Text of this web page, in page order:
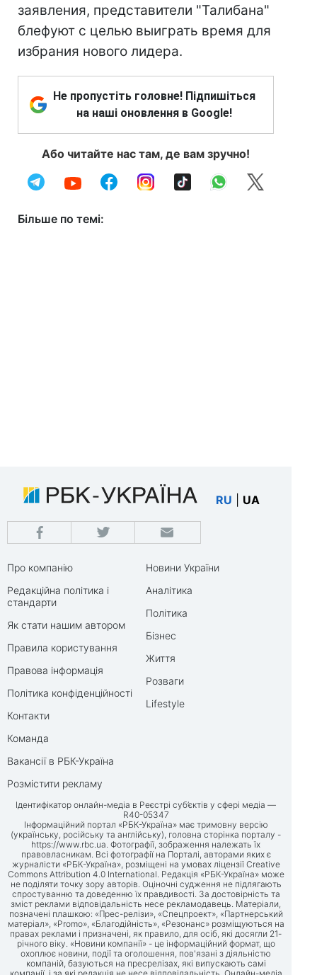
заявления, представители "Талибана"
блефуют с целью выиграть время для
избрания нового лидера.
Не пропустіть головне! Підпишіться
на наші оновлення в Google!
Або читайте нас там, де вам зручно!
Більше по темі:
RU UA
Про компанію
Редакційна політика і
стандарти
Як стати нашим автором
Правила користування
Правова інформація
Політика конфіденційності
Контакти
Команда
Вакансії в РБК-Україна
Розмістити рекламу
Новини України
Аналітика
Політика
Бізнес
Життя
Розваги
Lifestyle
Ідентифікатор онлайн-медіа в Реєстрі суб’єктів у сфері медіа —
R40-05347
Інформаційний портал «РБК-Україна» має тримовну версію
(українську, російську та англійську), головна сторінка порталу -
https://www.rbc.ua. Фотографії, зображення належать їх
правовласникам. Всі фотографії на Порталі, авторами яких є
журналісти «РБК-Україна», розміщені на умовах ліцензії Creative
Commons Attribution 4.0 International. Редакція «РБК-Україна» може
не поділяти точку зору авторів. Оціночні судження не підлягають
спростуванню та доведенню їх правдивості. За достовірність та
зміст реклами відповідальність несе рекламодавець. Матеріали,
позначені плашкою: «Прес-релізи», «Спецпроект», «Партнерський
матеріал», «Promo», «Благодійність», «Резонанс» розміщуються на
правах реклами і призначені, як правило, для осіб, які досягли 21-
річного віку. «Новини компанії» - це інформаційний формат, що
охоплює новини, події та оголошення, пов'язані з діяльністю
компаній, базуються на пресрелізах, які випускають самі